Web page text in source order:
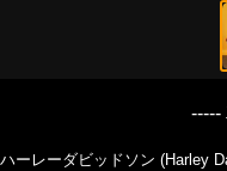
-----
ハーレーダビッドソン (Harley